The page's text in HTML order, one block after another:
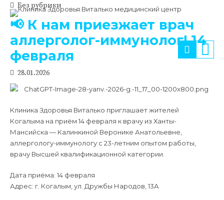
Без рубрики
📢 К нам приезжает врач
аллерголог-иммунолог! 14
февраля
28.01.2026
Клиника Здоровья Виталько приглашает жителей
Когалыма на приём 14 февраля к врачу из Ханты-
Мансийска — Калинкиной Веронике Анатольевне,
аллергологу-иммунологу с 23-летним опытом работы,
врачу Высшей квалификационной категории.
Дата приёма: 14 февраля
Адрес: г. Когалым, ул. Дружбы Народов, 13А